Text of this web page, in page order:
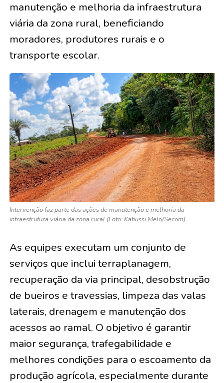
manutenção e melhoria da infraestrutura
viária da zona rural, beneficiando
moradores, produtores rurais e o
transporte escolar.
Intervenção faz parte das ações de manutenção e melhoria da
infraestrutura viária da zona rural (Foto: Katiussi Melo/Secom)
As equipes executam um conjunto de
serviços que inclui terraplanagem,
recuperação da via principal, desobstrução
de bueiros e travessias, limpeza das valas
laterais, drenagem e manutenção dos
acessos ao ramal. O objetivo é garantir
maior segurança, trafegabilidade e
melhores condições para o escoamento da
produção agrícola, especialmente durante